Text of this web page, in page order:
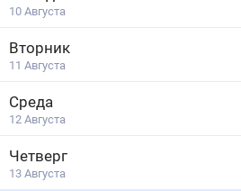
10 Августа
Вторник
11 Августа
Среда
12 Августа
Четверг
13 Августа